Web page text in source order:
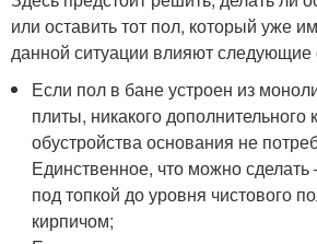
или оставить тот пол, который уже
данной ситуации влияют
Если пол в бане устроен из
плиты, никакого дополнительного
обустройства основания не
Единственное, что можно
под топкой до уровня чистового
кирпичом;